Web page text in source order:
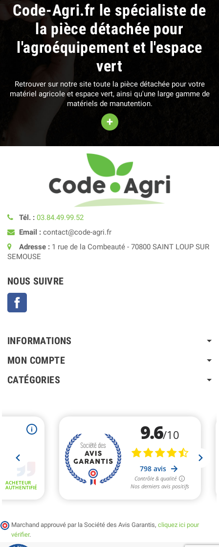
Code-Agri.fr le spécialiste de
la pièce détachée pour
l'agroéquipement et l'espace
vert
Retrouver sur notre site toute la pièce détachée pour votre
matériel agricole et espace vert, ainsi qu'une large gamme de
matériels de manutention.
+
Tél. : 03.84.49.99.52
Email : contact@code-agri.fr
Adresse : 1 rue de la Combeauté - 70800 SAINT LOUP SUR
SEMOUSE
NOUS SUIVRE
INFORMATIONS
MON COMPTE
CATÉGORIES
Marchand approuvé par la Société des Avis Garantis, cliquez ici pour
vérifier.